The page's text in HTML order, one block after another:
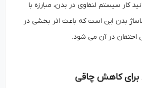
سیستم لنفاوی در بدن، مبارزه با
بدن این است که باعث اثر بخشی در
در آن می شود.
کاهش چاقی